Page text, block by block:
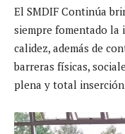
El SMDIF Continúa
siempre fomentado la
calidez, además de
barreras físicas,
plena y total